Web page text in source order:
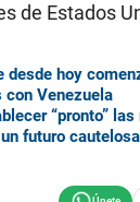
de Estados
desde hoy
con Venezuela
“pronto”
futuro